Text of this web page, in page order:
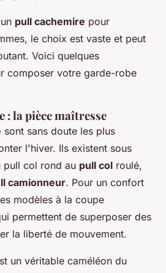
pull cachemire pour
le choix est vaste et peut
Voici quelques
composer votre garde-robe
: la pièce maîtresse
sont sans doute les plus
l'hiver. Ils existent sous
pull col rond au pull col roulé,
camionneur. Pour un confort
modèles à la coupe
permettent de superposer des
la liberté de mouvement.
un véritable caméléon du